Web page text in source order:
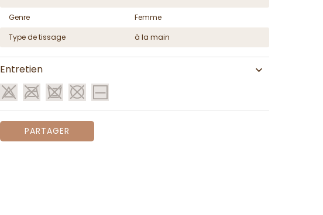
Genre
Femme
Type de tissage
à la main
Entretien
PARTAGER